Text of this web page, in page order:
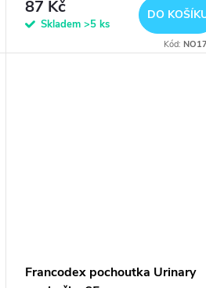
87 Kč
Skladem >5 ks
DO
Kód:
Francodex pochoutka Urinary